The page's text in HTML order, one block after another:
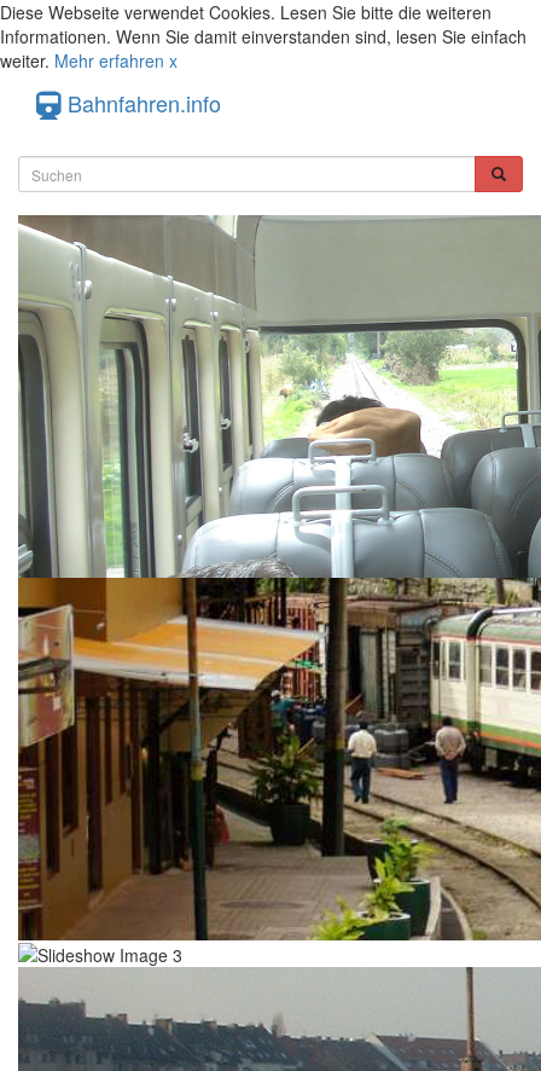
Diese Webseite verwendet Cookies. Lesen Sie bitte die weiteren
Informationen. Wenn Sie damit einverstanden sind, lesen Sie einfach
weiter. Mehr erfahren x
Bahnfahren.info